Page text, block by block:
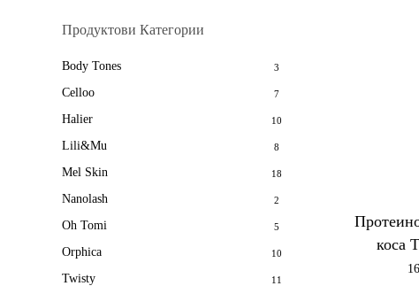
Продуктови Категории
Body Tones 3
Celloo 7
Halier 10
Lili&Mu 8
Mel Skin 18
Nanolash 2
Oh Tomi 5
Orphica 10
Twisty 11
коса